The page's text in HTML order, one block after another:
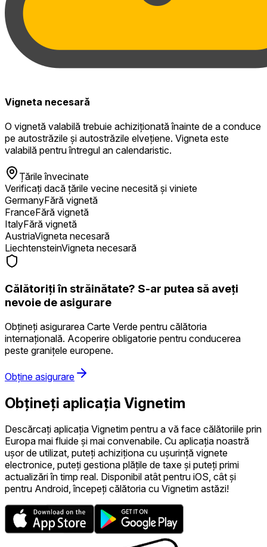
Vigneta necesară
O vignetă valabilă trebuie achiziționată înainte de a conduce
pe autostrăzile și autostrăzile elvețiene. Vigneta este
valabilă pentru întregul an calendaristic.
Țările învecinate
Verificați dacă țările vecine necesită și viniete
GermanyFără vignetă
FranceFără vignetă
ItalyFără vignetă
AustriaVigneta necesară
LiechtensteinVigneta necesară
Călătoriți în străinătate? S-ar putea să aveți
nevoie de asigurare
Obțineți asigurarea Carte Verde pentru călătoria
internațională. Acoperire obligatorie pentru conducerea
peste granițele europene.
Obține asigurare
Obțineți aplicația Vignetim
Descărcați aplicația Vignetim pentru a vă face călătoriile prin
Europa mai fluide și mai convenabile. Cu aplicația noastră
ușor de utilizat, puteți achiziționa cu ușurință vignete
electronice, puteți gestiona plățile de taxe și puteți primi
actualizări în timp real. Disponibil atât pentru iOS, cât și
pentru Android, începeți călătoria cu Vignetim astăzi!